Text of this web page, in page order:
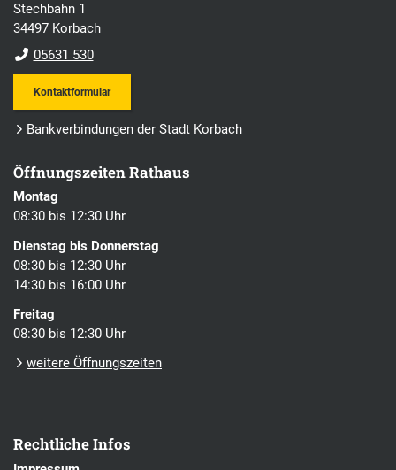
Stechbahn 1
34497 Korbach
05631 530
Kontaktformular
Bankverbindungen der Stadt Korbach
Öffnungszeiten Rathaus
Montag
08:30 bis 12:30 Uhr
Dienstag bis Donnerstag
08:30 bis 12:30 Uhr
14:30 bis 16:00 Uhr
Freitag
08:30 bis 12:30 Uhr
weitere Öffnungszeiten
Rechtliche Infos